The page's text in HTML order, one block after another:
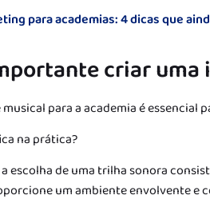
para academias: 4 dicas que
criar
para a academia é essencial
na prática?
escolha de uma trilha sonora
um ambiente envolvente e